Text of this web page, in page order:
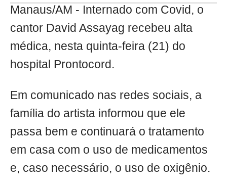
Manaus/AM - Internado com Covid, o
cantor David Assayag recebeu alta
médica, nesta quinta-feira (21) do
hospital Prontocord.
Em comunicado nas redes sociais, a
família do artista informou que ele
passa bem e continuará o tratamento
em casa com o uso de medicamentos
e, caso necessário, o uso de oxigênio.